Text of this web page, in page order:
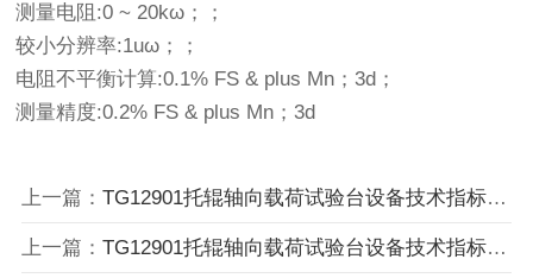
测量电阻:0 ~ 20kω；；
较小分辨率:1uω；；
电阻不平衡计算:0.1% FS & plus Mn；3d；
测量精度:0.2% FS & plus Mn；3d
上一篇： TG12901托辊轴向载荷试验台设备技术指标下
上一篇： TG12901托辊轴向载荷试验台设备技术指标下